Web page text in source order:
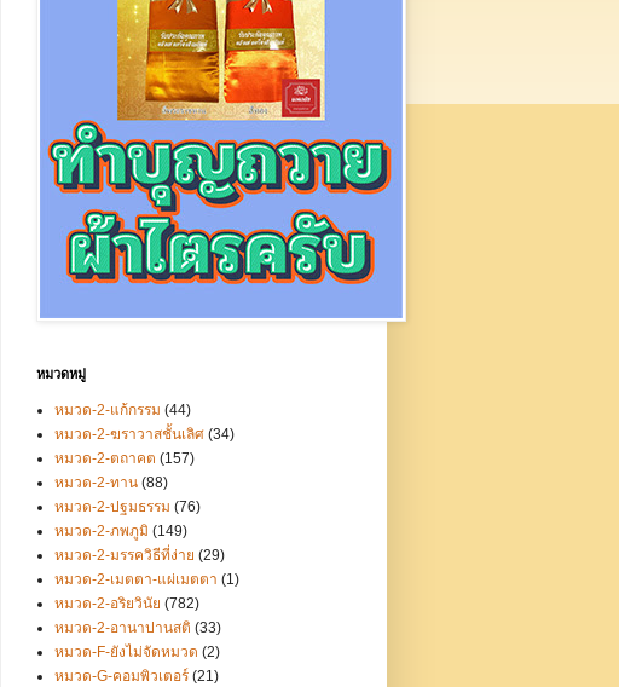
หมวดหมู่
หมวด-2-แก้กรรม (44)
หมวด-2-ฆราวาสชั้นเลิศ (34)
หมวด-2-ตถาคต (157)
หมวด-2-ทาน (88)
หมวด-2-ปฐมธรรม (76)
หมวด-2-ภพภูมิ (149)
หมวด-2-มรรควิธีที่ง่าย (29)
หมวด-2-เมตตา-แผ่เมตตา (1)
หมวด-2-อริยวินัย (782)
หมวด-2-อานาปานสติ (33)
หมวด-F-ยังไม่จัดหมวด (2)
หมวด-G-คอมพิวเตอร์ (21)